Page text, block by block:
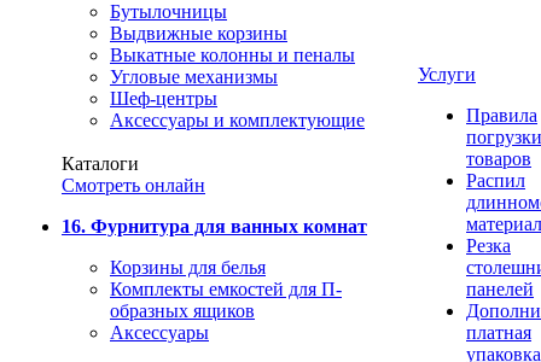
Бутылочницы
Выдвижные корзины
Выкатные колонны и пеналы
Угловые механизмы
Шеф-центры
Аксессуары и комплектующие
Каталоги
Смотреть онлайн
16. Фурнитура для ванных комнат
Корзины для белья
Комплекты емкостей для П-
образных ящиков
Аксессуары
Услуги
Правила
погрузки
товаров
Распил
Резка
панелей
платная
упаковка